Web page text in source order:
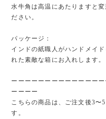
水牛角は高温にあたりますと
ださい。
パッケージ：
インドの紙職人がハンドメイ
れた素敵な箱にお入れします。
ーーーーーーーーーーーーー
ーーーー
こちらの商品は、ご注文後3〜
す。